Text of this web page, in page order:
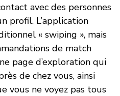
avec des personnes
profil. L’application
« swiping », mais
de match
page d’exploration qui
de chez vous, ainsi
vous ne voyez pas tous